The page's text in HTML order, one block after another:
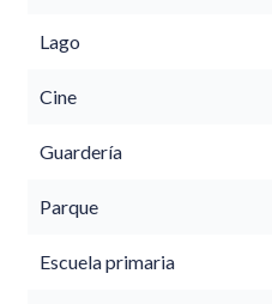
Lago
Cine
Guardería
Parque
Escuela primaria